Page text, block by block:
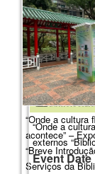
“Onde a
externos
Event Date
“Onde a cultura
acontece” –
“Breve
Serviços da